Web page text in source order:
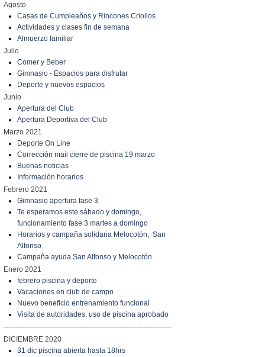
Agosto
Casas de Cumpleaños y Rincones Criollos
Actividades y clases fin de semana
Almuerzo familiar
Julio
Comer y Beber
Gimnasio - Espacios para disfrutar
Deporte y nuevos espacios
Junio
Apertura del Club
Apertura Deportiva del Club
Marzo 2021
Deporte On Line
Corrección mail cierre de piscina 19 marzo
Buenas noticias
Información horarios
Febrero 2021
Gimnasio apertura fase 3
Te esperamos este sábado y domingo,
funcionamiento fase 3 martes a domingo
Horarios y campaña solidaria Melocotón, San
Alfonso
Campaña ayuda San Alfonso y Melocotón
Enero 2021
febrero piscina y deporte
Vacaciones en club de campo
Nuevo beneficio entrenamiento funcional
Visita de autoridades, uso de piscina aprobado
-----------------------------------------------------------------------
DICIEMBRE 2020
31 dic piscina abierta hasta 18hrs